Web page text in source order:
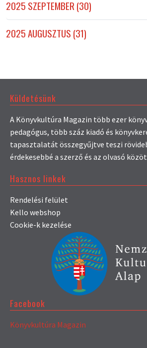
2025 SZEPTEMBER (30)
2025 AUGUSZTUS (31)
Küldetésünk
A Könyvkultúra Magazin több ezer
pedagógus, több száz kiadó és
tapasztalatát összegyűjtve teszi
érdekesebbé a szerző és az olvasó
Hasznos linkek
Rendelési felület
Kello webshop
Cookie-k kezelése
Facebook
Könyvkultúra Magazin